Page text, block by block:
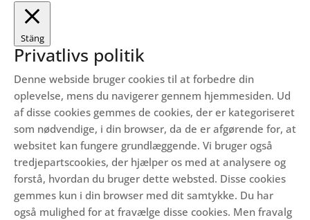
Stäng
Privatlivs politik
Denne webside bruger cookies til at forbedre din
oplevelse, mens du navigerer gennem hjemmesiden. Ud
af disse cookies gemmes de cookies, der er kategoriseret
som nødvendige, i din browser, da de er afgørende for, at
websitet kan fungere grundlæggende. Vi bruger også
tredjepartscookies, der hjælper os med at analysere og
forstå, hvordan du bruger dette websted. Disse cookies
gemmes kun i din browser med dit samtykke. Du har
også mulighed for at fravælge disse cookies. Men fravalg